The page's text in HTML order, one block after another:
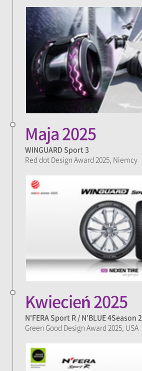
Maja 2025
WINGUARD Sport 3
Red dot Design Award 2025, Niemcy
Kwiecień 2025
N'FERA Sport R / N'BLUE 4Season 2
Green Good Design Award 2025, USA